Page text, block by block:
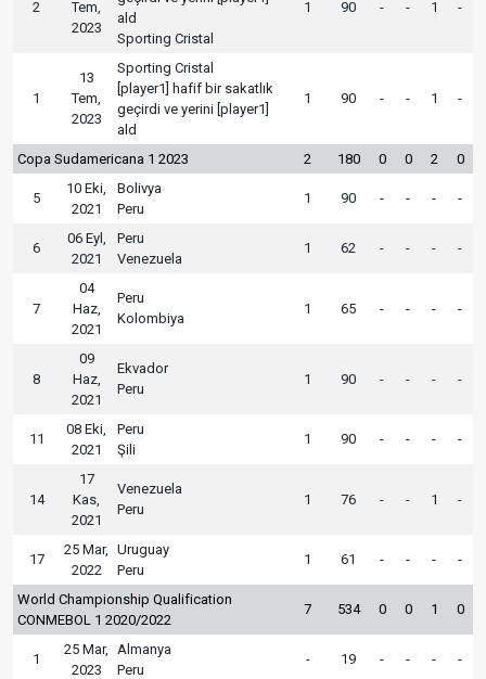
2
Tem,
2023
ald
Sporting Cristal
1 90 - - 1 -
1
13
Tem,
2023
Sporting Cristal
[player1] hafif bir sakatlık
geçirdi ve yerini [player1]
ald
1 90 - - 1 -
Copa Sudamericana 1 2023 2 180 0 0 2 0
5
10 Eki,
2021
Bolivya
Peru
1 90 - - - -
6
06 Eyl,
2021
Peru
Venezuela
1 62 - - - -
7
04
Haz,
2021
Peru
Kolombiya
1 65 - - - -
8
09
Haz,
2021
Ekvador
Peru
1 90 - - - -
11
08 Eki,
2021
Peru
Şili
1 90 - - - -
14
17
Kas,
2021
Venezuela
Peru
1 76 - - 1 -
17
25 Mar,
2022
Uruguay
Peru
1 61 - - - -
World Championship Qualification
CONMEBOL 1 2020/2022
7 534 0 0 1 0
1
25 Mar,
2023
Almanya
Peru
- 19 - - - -